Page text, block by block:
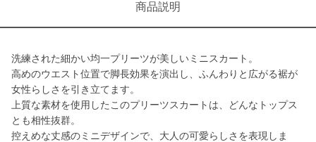
商品説明
洗練された細かい均一プリーツが美しいミニスカート。
高めのウエスト位置で脚長効果を演出し、ふんわりと広がる裾が
女性らしさを引き立てます。
上質な素材を使用したこのプリーツスカートは、どんなトップス
とも相性抜群。
控えめな丈感のミニデザインで、大人の可愛らしさを表現しま